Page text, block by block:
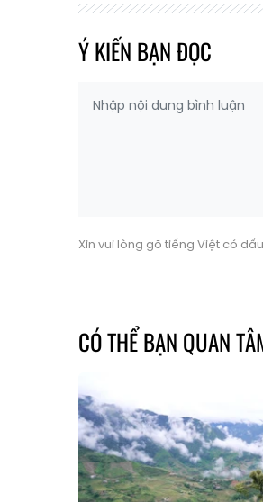
Ý KIẾN BẠN ĐỌC
Xin vui lòng gõ tiếng Việt có dấu
CÓ THỂ BẠN QUAN